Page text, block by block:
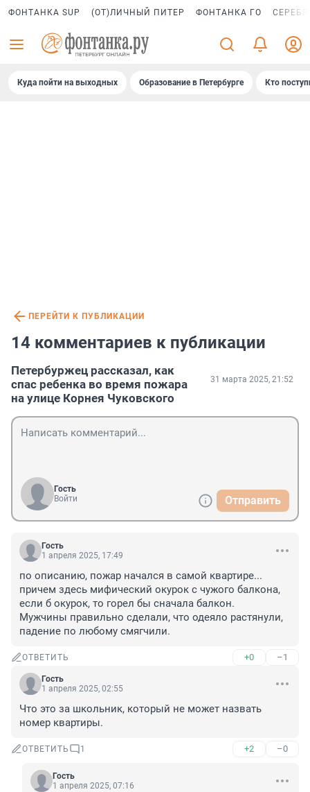
ФОНТАНКА SUP (ОТ)ЛИЧНЫЙ ПИТЕР ФОНТАНКА ГО
Куда пойти на выходных Образование в Петербурге Кто
ПЕРЕЙТИ К ПУБЛИКАЦИИ
14 комментариев к публикации
Петербуржец рассказал, как
спас ребенка во время пожара
на улице Корнея Чуковского
31 марта 2025, 21:52
Гость
Войти
Отправить
Гость
1 апреля 2025, 17:49
по описанию, пожар начался в самой квартире...
причем здесь мифический окурок с чужого балкона,
если б окурок, то горел бы сначала балкон.
Мужчины правильно сделали, что одеяло растянули,
падение по любому смягчили.
ОТВЕТИТЬ +0 –1
Гость
1 апреля 2025, 02:55
Что это за школьник, который не может назвать
номер квартиры.
ОТВЕТИТЬ 1 +2 –0
Гость
1 апреля 2025, 07:16